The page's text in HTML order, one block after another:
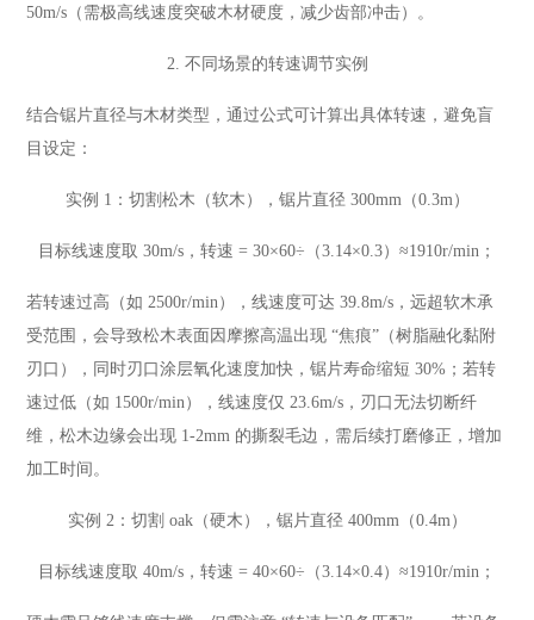
50m/s（需极高线速度突破木材硬度，减少齿部冲击）。
2. 不同场景的转速调节实例
结合锯片直径与木材类型，通过公式可计算出具体转速，避免盲
目设定：
实例 1：切割松木（软木），锯片直径 300mm（0.3m）
目标线速度取 30m/s，转速 = 30×60÷（3.14×0.3）≈1910r/min；
若转速过高（如 2500r/min），线速度可达 39.8m/s，远超软木承
受范围，会导致松木表面因摩擦高温出现 “焦痕”（树脂融化黏附
刃口），同时刃口涂层氧化速度加快，锯片寿命缩短 30%；若转
速过低（如 1500r/min），线速度仅 23.6m/s，刃口无法切断纤
维，松木边缘会出现 1-2mm 的撕裂毛边，需后续打磨修正，增加
加工时间。
实例 2：切割 oak（硬木），锯片直径 400mm（0.4m）
目标线速度取 40m/s，转速 = 40×60÷（3.14×0.4）≈1910r/min；